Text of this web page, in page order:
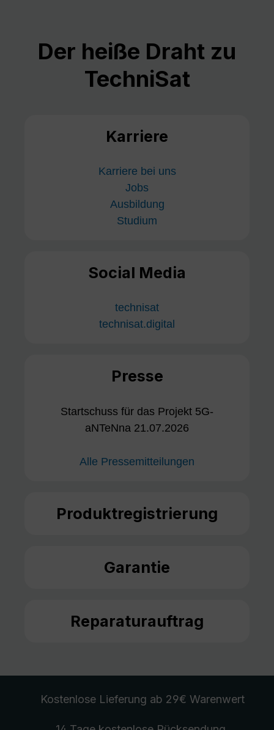
Der heiße Draht zu
TechniSat
Karriere
Karriere bei uns
Jobs
Ausbildung
Studium
Social Media
technisat
technisat.digital
Presse
Startschuss für das Projekt 5G-
aNTeNna 21.07.2026
Alle Pressemitteilungen
Produktregistrierung
Garantie
Reparaturauftrag
Kostenlose Lieferung ab 29€ Warenwert